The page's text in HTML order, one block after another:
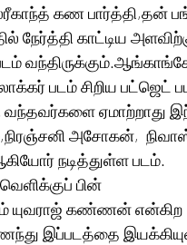
கண பார்த்தி,தன்
நேர்த்தி காட்டிய
படம் சிறிய பட்ஜெட்
வந்தவர்களை ஏமாற்றாது
அசோகன்,
நடித்துள்ள படம்.
பின்
யுவராஜ் கண்ணன் என்கிற
இப்படத்தை